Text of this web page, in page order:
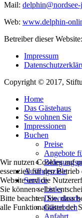
Mail:
Web: www.delphin-
Betreiber dieser
Impressum
Copyright © 2017,
Home
Das Gästehaus
So wohnen Sie
Impressionen
Buchen
Preise
Angebote
Ausflugsziele
Service
Links
Downloads
Gästebuch
Wir nutzen Cookies auf
essenziell für den Betrieb
Website und die
Sie können selbst
Bitte beachten Sie, dass
alle Funktionalitäten der